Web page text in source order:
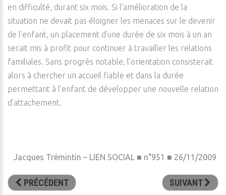
en difficulté, durant six mois. Si l’amélioration de la
situation ne devait pas éloigner les menaces sur le devenir
de l’enfant, un placement d’une durée de six mois à un an
serait mis à profit pour continuer à travailler les relations
familiales. Sans progrès notable, l’orientation consisterait
alors à chercher un accueil fiable et dans la durée
permettant à l’enfant de développer une nouvelle relation
d’attachement.
Jacques Trémintin – LIEN SOCIAL ■ n°951 ■ 26/11/2009
PRÉCÉDENT SUIVANT